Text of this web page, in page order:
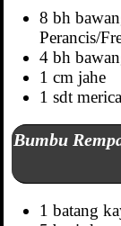
8 bh
Perancis/
4 bh
1 cm jahe
1 sdt
Bumbu
1 batang